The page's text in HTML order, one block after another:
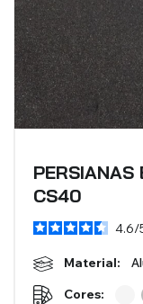
PERSIANAS
CS40
4.6/
Material:
Cores: